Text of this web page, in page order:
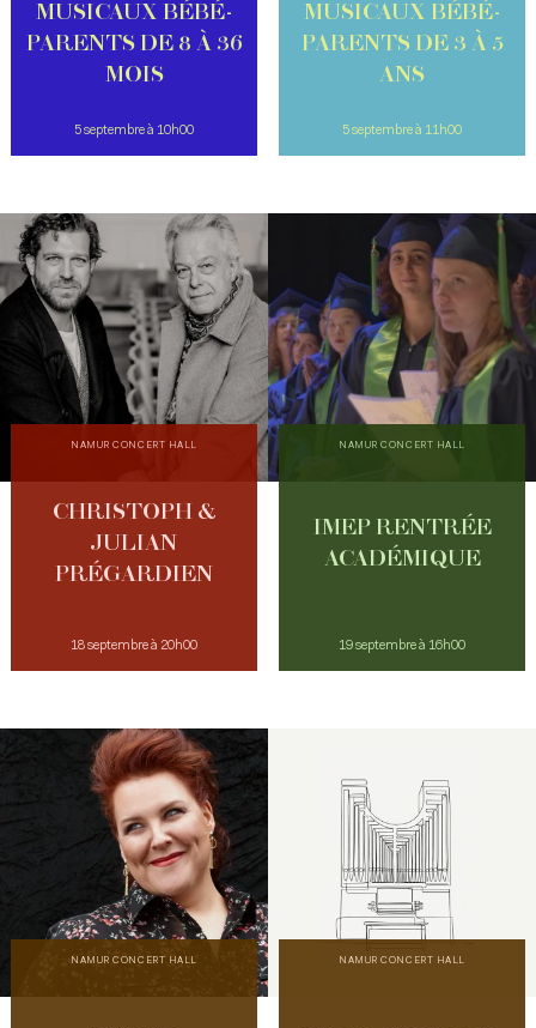
MUSICAUX BÉBÉ-
PARENTS DE 8 À 36
MOIS
5 septembre à 10h00
MUSICAUX BÉBÉ-
PARENTS DE 3 À 5
ANS
5 septembre à 11h00
NAMUR CONCERT HALL
CHRISTOPH &
JULIAN
PRÉGARDIEN
18 septembre à 20h00
NAMUR CONCERT HALL
IMEP RENTRÉE
ACADÉMIQUE
19 septembre à 16h00
NAMUR CONCERT HALL NAMUR CONCERT HALL